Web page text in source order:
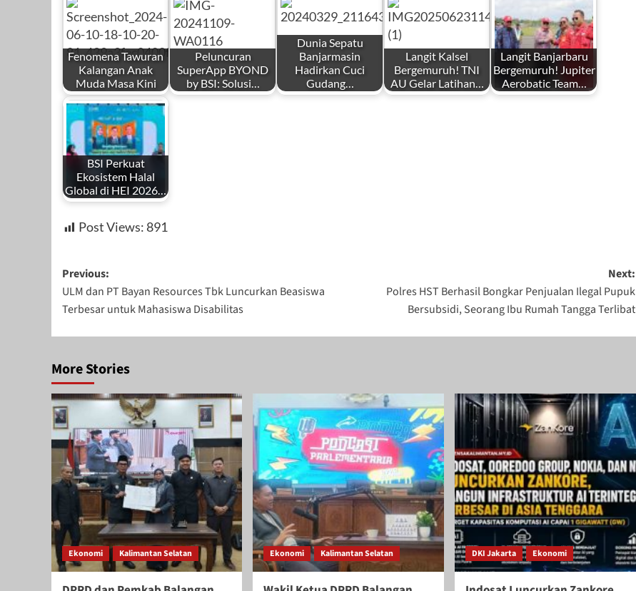
Fenomena Tawuran
Kalangan Anak
Muda Masa Kini
Peluncuran
SuperApp BYOND
by BSI: Solusi…
Dunia Sepatu
Banjarmasin
Hadirkan Cuci
Gudang…
Langit Kalsel
Bergemuruh! TNI
AU Gelar Latihan…
Langit Banjarbaru
Bergemuruh! Jupiter
Aerobatic Team…
BSI Perkuat
Ekosistem Halal
Global di HEI 2026…
Post Views: 891
Post
navigation
Previous:
ULM dan PT Bayan Resources Tbk Luncurkan Beasiswa
Terbesar untuk Mahasiswa Disabilitas
Next:
Polres HST Berhasil Bongkar Penjualan Ilegal Pupuk
Bersubsidi, Seorang Ibu Rumah Tangga Terlibat
More Stories
Ekonomi Kalimantan Selatan Ekonomi Kalimantan Selatan DKI Jakarta Ekonomi